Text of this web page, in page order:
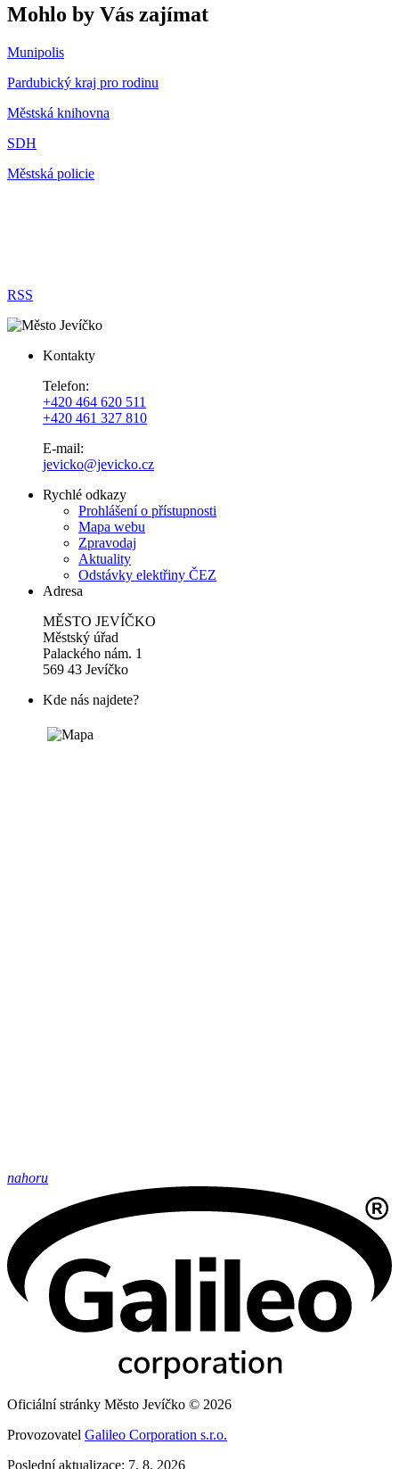
Mohlo by Vás zajímat
Munipolis
Pardubický kraj pro rodinu
Městská knihovna
SDH
Městská policie
RSS
Kontakty
Telefon:
+420 464 620 511
+420 461 327 810
E-mail:
jevicko@jevicko.cz
Rychlé odkazy
Prohlášení o přístupnosti
Mapa webu
Zpravodaj
Aktuality
Odstávky elektřiny ČEZ
Adresa
MĚSTO JEVÍČKO
Městský úřad
Palackého nám. 1
569 43 Jevíčko
Kde nás najdete?
nahoru
Oficiální stránky Město Jevíčko © 2026
Provozovatel Galileo Corporation s.r.o.
Poslední aktualizace: 7. 8. 2026